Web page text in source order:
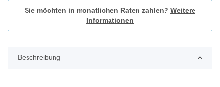
Sie möchten in monatlichen Raten zahlen? Weitere
Informationen
Beschreibung